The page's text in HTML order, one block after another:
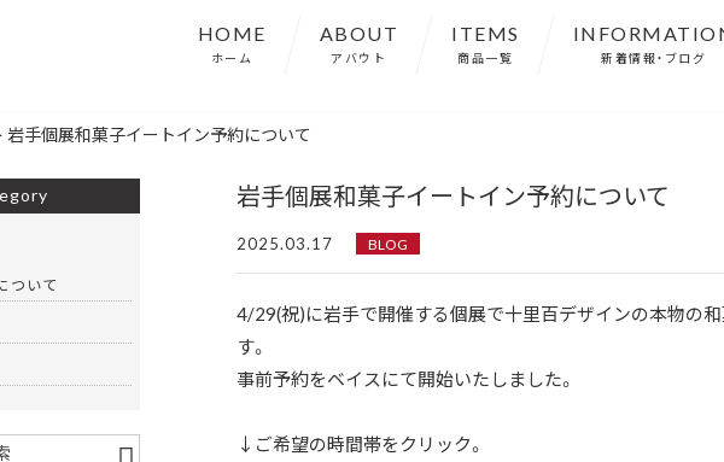
HOME
ホーム
ABOUT
アバウト
ITEMS
商品一覧 新着情報・ブログ
岩手個展和菓子イートイン予約について
岩手個展和菓子イートイン予約について
2025.03.17 BLOG
4/29(祝)に岩手で開催する個展で十里百デザインの本物の
す。
事前予約をベイスにて開始いたしました。
↓ご希望の時間帯をクリック。
ついて